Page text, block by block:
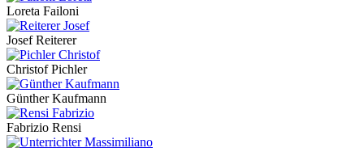
Loreta Failoni
Josef Reiterer
Christof Pichler
Günther Kaufmann
Fabrizio Rensi